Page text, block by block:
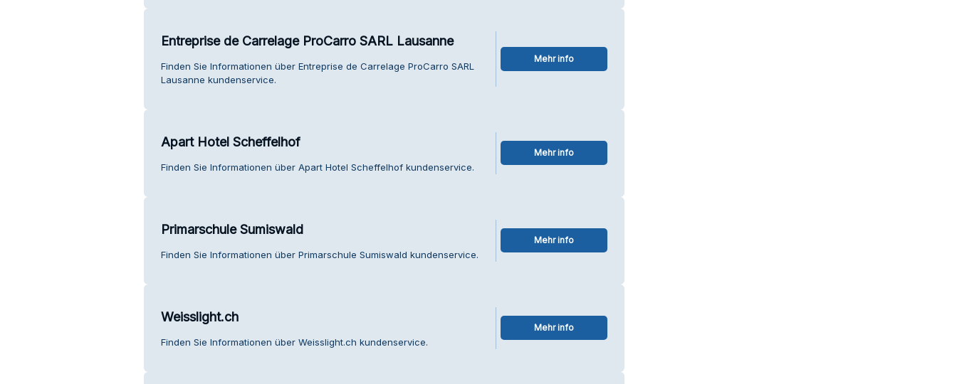
Entreprise de Carrelage ProCarro SARL Lausanne
Finden Sie Informationen über Entreprise de Carrelage ProCarro SARL
Lausanne kundenservice.
Mehr info
Apart Hotel Scheffelhof
Finden Sie Informationen über Apart Hotel Scheffelhof kundenservice.
Mehr info
Primarschule Sumiswald
Finden Sie Informationen über Primarschule Sumiswald kundenservice.
Mehr info
Weisslight.ch
Finden Sie Informationen über Weisslight.ch kundenservice.
Mehr info